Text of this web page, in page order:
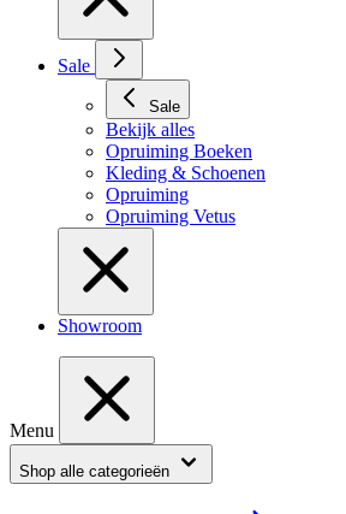
Sale
Sale
Bekijk alles
Opruiming Boeken
Kleding & Schoenen
Opruiming
Opruiming Vetus
Showroom
Menu
Shop alle categorieën